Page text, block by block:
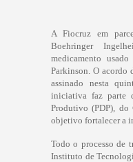
A Fiocruz em
Boehringer
medicamento
Parkinson. O acordo
assinado nesta
iniciativa faz parte
Produtivo (PDP), do
objetivo fortalecer a
Todo o processo de
Instituto de